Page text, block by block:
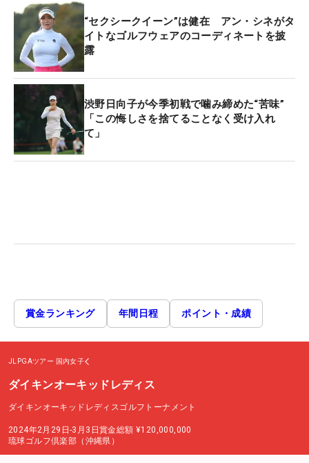
“セクシークイーン”は健在 アン・シネがタ
イトなゴルフウェアのコーディネートを披
露
渋野日向子が今季初戦で噛み締めた“苦味”
「この悔しさを捨てることなく受け入れ
て」
賞金ランキング 年間日程 ポイント・成績
JLPGAツアー 国内女子
ダイキンオーキッドレディス
ダイキンオーキッドレディスゴルフトーナメント
2024年2月29日-3月3日賞金総額 ¥120,000,000
琉球ゴルフ倶楽部（沖縄県）